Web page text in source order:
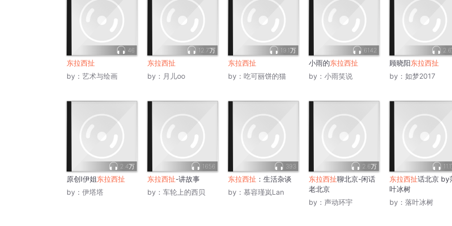
46
东拉西扯
by： 艺术与绘画
12.7万
东拉西扯
by： 月儿oo
19.1万
东拉西扯
by： 吃可丽饼的猫
6142
小雨的东拉西扯
by： 小雨笑说
顾晓阳东拉西扯
by： 如梦2017
2.4万
原创I伊姐东拉西扯
by： 伊塔塔
1656
东拉西扯-讲故事
by： 车轮上的西贝
393
东拉西扯 ：生活杂谈
by： 慕容瑾岚Lan
2.6万
东拉西扯聊北京-闲话
老北京
by： 声动环宇
东拉西扯话北京 by
叶冰树
by： 落叶冰树